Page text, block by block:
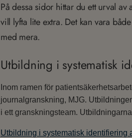
På dessa sidor hittar du ett urval
vill lyfta lite extra. Det kan vara
med mera.
Utbildning i systematisk
Inom ramen för
journalgranskning, MJG.
i ett granskningsteam.
Utbildning i systematisk identifiering